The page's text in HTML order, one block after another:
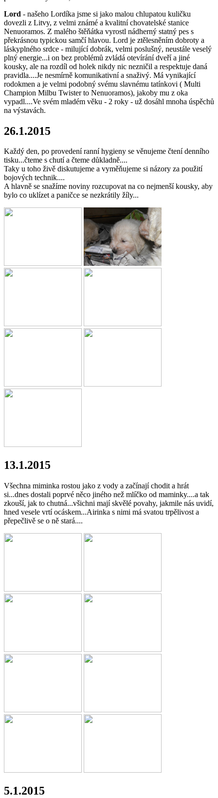
Lord - našeho Lordíka jsme si jako malou chlupatou kuličku
dovezli z Litvy, z velmi známé a kvalitní chovatelské stanice
Nenuoramos. Z malého štěňátka vyrostl nádherný statný pes s
překrásnou typickou samčí hlavou. Lord je ztělesněním dobroty a
láskyplného srdce - milující dobrák, velmi poslušný, neustále veselý
plný energie...i on bez problémů zvládá otevírání dveří a jiné
kousky, ale na rozdíl od holek nikdy nic nezničil a respektuje daná
pravidla....Je nesmírně komunikativní a snaživý. Má vynikající
rodokmen a je velmi podobný svému slavnému tatínkovi ( Multi
Champion Milbu Twister to Nenuoramos), jakoby mu z oka
vypadl....Ve svém mladém věku - 2 roky - už dosáhl mnoha úspěchů
na výstavách.
26.1.2015
Každý den, po provedení ranní hygieny se věnujeme čtení denního
tisku...čteme s chutí a čteme důkladně....
Taky u toho živě diskutujeme a vyměňujeme si názory za použití
bojových technik....
A hlavně se snažíme noviny rozcupovat na co nejmenší kousky, aby
bylo co uklízet a paničce se nezkrátily žíly...
13.1.2015
Všechna miminka rostou jako z vody a začínají chodit a hrát
si...dnes dostali poprvé něco jiného než mlíčko od maminky....a tak
zkouší, jak to chutná...všichni mají skvělé povahy, jakmile nás uvidí,
hned vesele vrtí ocáskem...Airinka s nimi má svatou trpělivost a
přepečlivě se o ně stará....
5.1.2015